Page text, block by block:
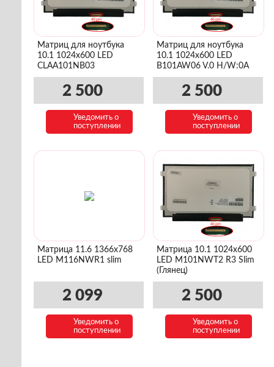
Матриц для ноутбука
10.1 1024x600 LED
CLAA101NB03
2 500
Уведомить о
поступлении
Матриц для ноутбука
10.1 1024x600 LED
B101AW06 V.0 H/W:0A
2 500
Уведомить о
поступлении
Матрица 11.6 1366x768
LED M116NWR1 slim
2 099
Уведомить о
поступлении
Матрица 10.1 1024x600
LED M101NWT2 R3 Slim
(Глянец)
2 500
Уведомить о
поступлении